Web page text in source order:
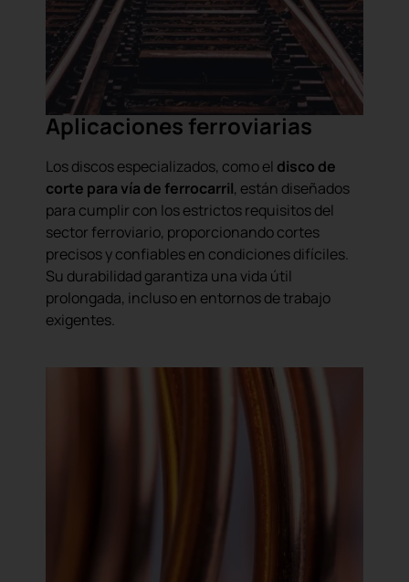
Aplicaciones ferroviarias
Los discos especializados, como el disco de
corte para vía de ferrocarril, están diseñados
para cumplir con los estrictos requisitos del
sector ferroviario, proporcionando cortes
precisos y confiables en condiciones difíciles.
Su durabilidad garantiza una vida útil
prolongada, incluso en entornos de trabajo
exigentes.